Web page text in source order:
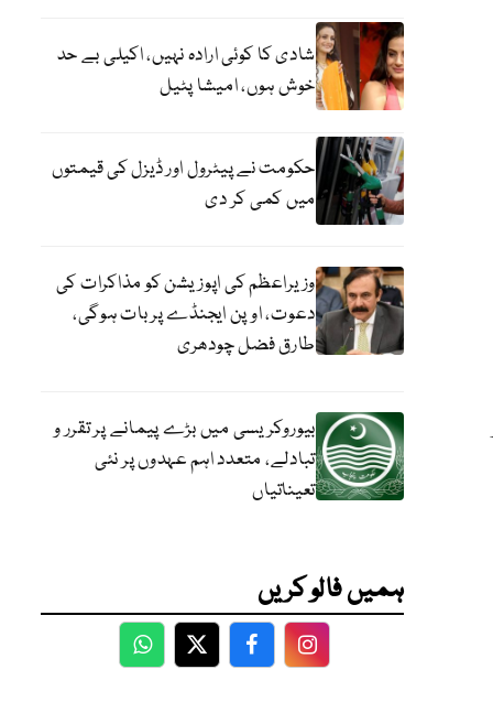
شادی کا کوئی ارادہ نہیں، اکیلی بے حد
خوش ہوں، امیشا پٹیل
حکومت نے پیٹرول اور ڈیزل کی قیمتوں
میں کمی کر دی
وزیراعظم کی اپوزیشن کو مذاکرات کی
دعوت، اوپن ایجنڈے پر بات ہوگی،
طارق فضل چودھری
بیوروکریسی میں بڑے پیمانے پر تقرر و
تبادلے، متعدد اہم عہدوں پر نئی
تعیناتیاں
ہمیں فالو کریں
WhatsApp
TwitterFacebookFacebook